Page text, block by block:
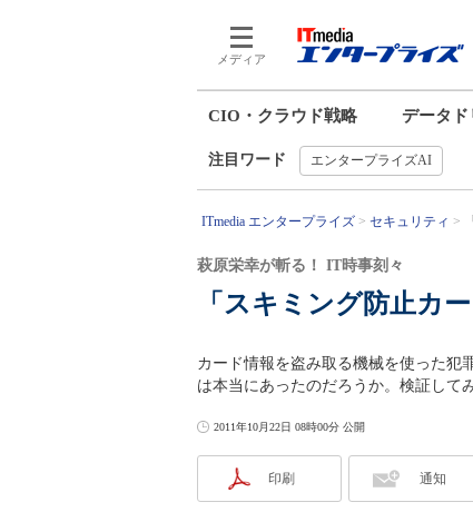
メディア
CIO・クラウド戦略 データド
注目ワード エンタープライズAI
ITmedia エンタープライズ セキュリティ
「スキミング防止カ
萩原栄幸が斬る！ IT時事刻々
カード情報を盗み取る機械を使った犯
は本当にあったのだろうか。検証して
2011年10月22日 08時00分 公開
印刷 通知